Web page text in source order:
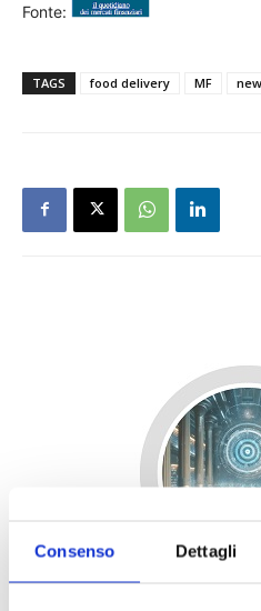
Consenso Dettagli
Fonte:
TAGS food delivery MF